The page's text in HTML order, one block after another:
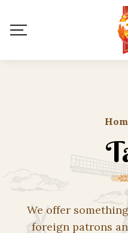
We offer
foreign patrons